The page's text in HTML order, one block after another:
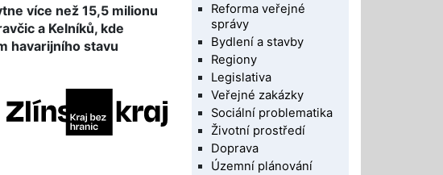
více než 15,5 milionu
a Kelníků, kde
havarijního stavu
Reforma veřejné
správy
Bydlení a stavby
Regiony
Legislativa
Veřejné zakázky
Sociální problematika
Životní prostředí
Doprava
Územní plánování